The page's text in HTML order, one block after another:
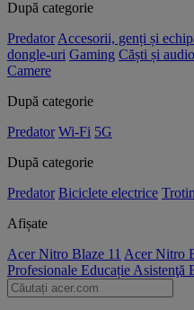
După categorie
Predator Accesorii, genți și
dongle-uri Gaming Căști și audio
Camere
După categorie
Predator Wi-Fi 5G
După categorie
Predator Biciclete electrice
Afișate
Acer Nitro Blaze 11 Acer Nitro
Profesionale Educație Asistenţă